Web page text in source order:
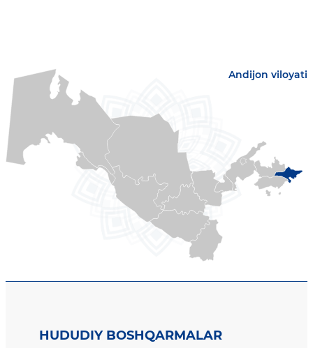
Andijon viloyati
HUDUDIY BOSHQARMALAR